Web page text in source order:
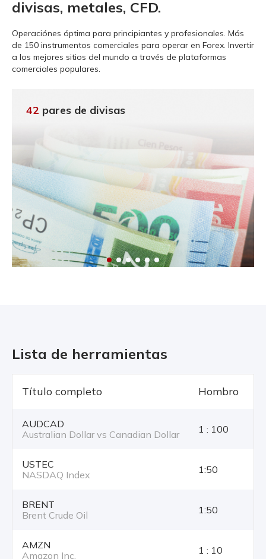
divisas, metales, CFD.
Operaciónes óptima para principiantes y profesionales. Más
de 150 instrumentos comerciales para operar en Forex. Invertir
a los mejores sitios del mundo a través de plataformas
comerciales populares.
42 pares de divisas
Lista de herramientas
Título completo Hombro
AUDCAD
Australian Dollar vs Canadian Dollar
1 : 100
USTEC
NASDAQ Index
1:50
BRENT
Brent Crude Oil
1:50
AMZN
Amazon Inc.
1 : 10